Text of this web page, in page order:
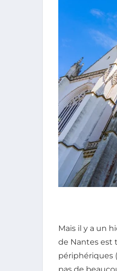
Mais il y a un
de Nantes est
périphériques
pas de